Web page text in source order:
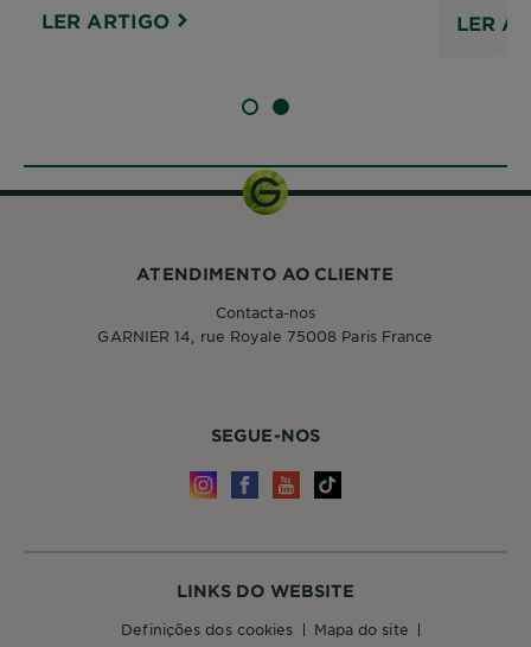
LER ARTIGO LER
SLIDE 1SLIDE 2
LINKS DO WEBSITE
definições dos cookies
mapa do site
SEGUE-NOS
ATENDIMENTO AO CLIENTE
Contacta-nos
GARNIER 14, rue Royale 75008 Paris France